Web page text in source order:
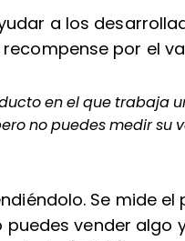
a los
por el
en el que trabaja
no puedes medir su
Se mide
puedes vender